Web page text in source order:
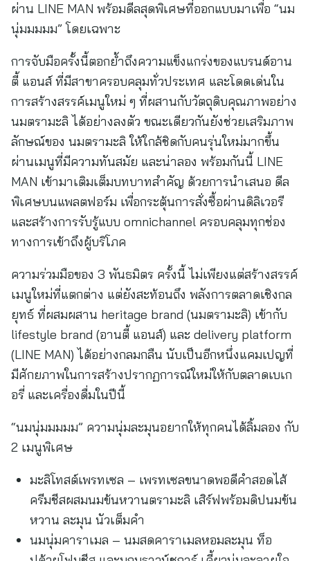
ผ่าน LINE MAN พร้อมดีลสุดพิเศษที่ออกแบบมาเพื่อ “นม
นุ่มมมมม” โดยเฉพาะ
การจับมือครั้งนี้ตอกย้ำถึงความแข็งแกร่งของแบรนด์อาน
ตี้ แอนส์ ที่มีสาขาครอบคลุมทั่วประเทศ และโดดเด่นใน
การสร้างสรรค์เมนูใหม่ ๆ ที่ผสานกับวัตถุดิบคุณภาพอย่าง
นมตรามะลิ ได้อย่างลงตัว ขณะเดียวกันยังช่วยเสริมภาพ
ลักษณ์ของ นมตรามะลิ ให้ใกล้ชิดกับคนรุ่นใหม่มากขึ้น
ผ่านเมนูที่มีความทันสมัย และน่าลอง พร้อมกันนี้ LINE
MAN เข้ามาเติมเต็มบทบาทสำคัญ ด้วยการนำเสนอ ดีล
พิเศษบนแพลตฟอร์ม เพื่อกระตุ้นการสั่งซื้อผ่านดิลิเวอรี
และสร้างการรับรู้แบบ omnichannel ครอบคลุมทุกช่อง
ทางการเข้าถึงผู้บริโภค
ความร่วมมือของ 3 พันธมิตร ครั้งนี้ ไม่เพียงแต่สร้างสรรค์
เมนูใหม่ที่แตกต่าง แต่ยังสะท้อนถึง พลังการตลาดเชิงกล
ยุทธ์ ที่ผสมผสาน heritage brand (นมตรามะลิ) เข้ากับ
lifestyle brand (อานตี้ แอนส์) และ delivery platform
(LINE MAN) ได้อย่างกลมกลืน นับเป็นอีกหนึ่งแคมเปญที่
มีศักยภาพในการสร้างปรากฏการณ์ใหม่ให้กับตลาดเบเก
อรี่ และเครื่องดื่มในปีนี้
“นมนุ่มมมมม” ความนุ่มละมุนอยากให้ทุกคนได้ลิ้มลอง กับ
2 เมนูพิเศษ
มะลิโทสต์เพรทเซล – เพรทเซลขนาดพอดีคำสอดไส้
ครีมชีสผสมนมข้นหวานตรามะลิ เสิร์ฟพร้อมดิปนมข้น
หวาน ละมุน นัวเต็มคำ
นมนุ่มคาราเมล – นมสดคาราเมลหอมละมุน ท็อ